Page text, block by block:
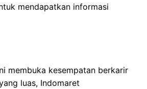
mendapatkan informasi
membuka kesempatan berkarir
luas, Indomaret